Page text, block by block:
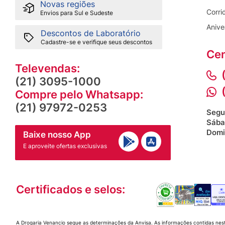
Novas regiões
Envios para Sul e Sudeste
Descontos de Laboratório
Cadastre-se e verifique seus descontos
Televendas:
(21) 3095-1000
Compre pelo Whatsapp:
(21) 97972-0253
Baixe nosso App
E aproveite ofertas exclusivas
Certificados e selos:
A Drogaria Venancio segue as determinações da Anvisa. As informações contidas